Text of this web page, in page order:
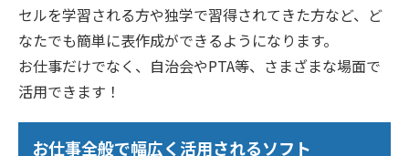
セルを学習される方や独学で習得されてきた方など、ど
なたでも簡単に表作成ができるようになります。
お仕事だけでなく、自治会やPTA等、さまざまな場面で
活用できます！
お仕事全般で幅広く活用されるソフト